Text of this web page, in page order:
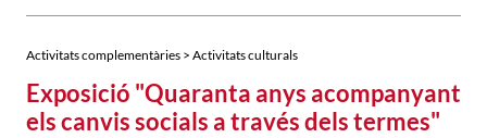
Activitats complementàries > Activitats culturals
Exposició "Quaranta anys acompanyant
els canvis socials a través dels termes"